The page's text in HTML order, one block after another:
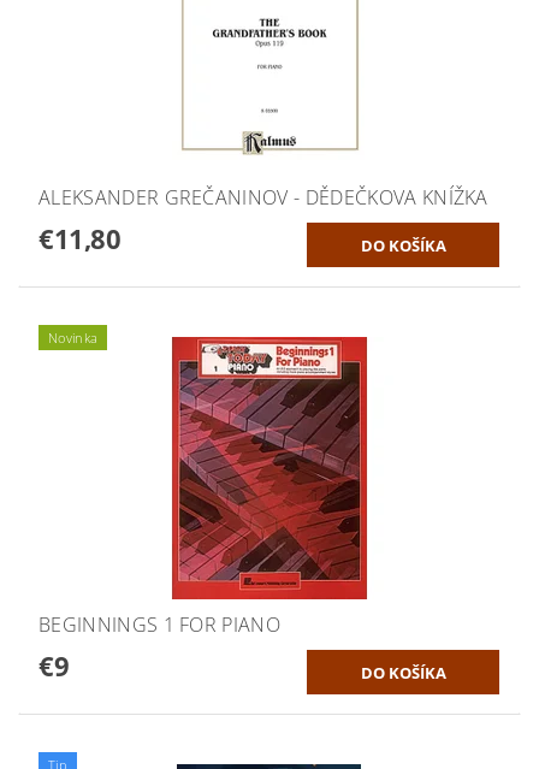
ALEKSANDER GREČANINOV - DĚDEČKOVA KNÍŽKA
€11,80
Novinka
BEGINNINGS 1 FOR PIANO
€9
Tip